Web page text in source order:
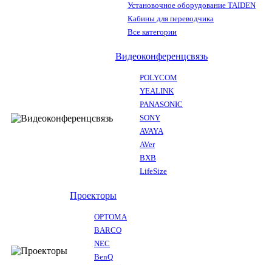
Установочное оборудование TAIDEN
Кабины для переводчика
Все категории
Видеоконференцсвязь
POLYCOM
YEALINK
PANASONIC
SONY
AVAYA
AVer
BXB
LifeSize
Проекторы
OPTOMA
BARCO
NEC
BenQ